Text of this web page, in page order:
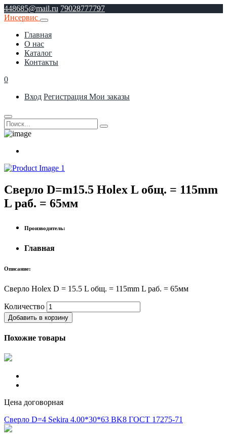
448685@mail.ru 79028777797
Инсервис
Главная
О нас
Каталог
Контакты
0
Вход Регистрация Мои заказы
Сверло D=m15.5 Holex L общ. = 115mm
L раб. = 65мм
Производитель:
Главная
Описание:
Сверло Holex D = 15.5 L общ. = 115mm L раб. = 65мм
Количество
Добавить в корзину
Похожие товары
Цена договорная
Сверло D=4 Sekira 4.00*30*63 BK8 ГОСТ 17275-71